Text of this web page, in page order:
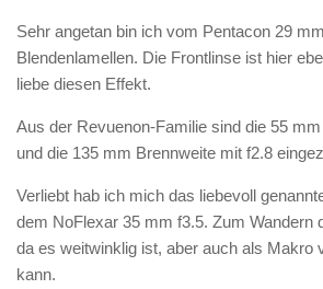
Sehr angetan bin ich vom Pentacon 29
Blendenlamellen. Die Frontlinse ist hier
liebe diesen Effekt.
Aus der Revuenon-Familie sind die 55
und die 135 mm Brennweite mit f2.8
Verliebt hab ich mich das liebevoll
dem NoFlexar 35 mm f3.5. Zum Wandern
da es weitwinklig ist, aber auch als Makro
kann.